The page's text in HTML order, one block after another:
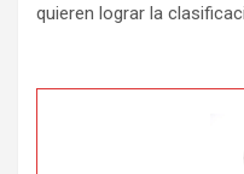
quieren lograr la